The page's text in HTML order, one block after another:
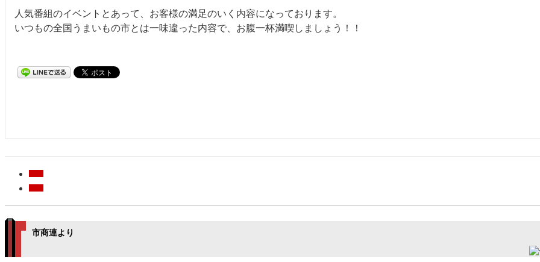
人気番組のイベントとあって、お客様の満足のいく内容になっております。
いつもの全国うまいもの市とは一味違った内容で、お腹一杯満喫しましょう！！
市商連より